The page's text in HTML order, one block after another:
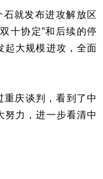
就发布进攻解放区
十协定”和后续的停
起大规模进攻，全面
庆谈判，看到了中
努力，进一步看清中